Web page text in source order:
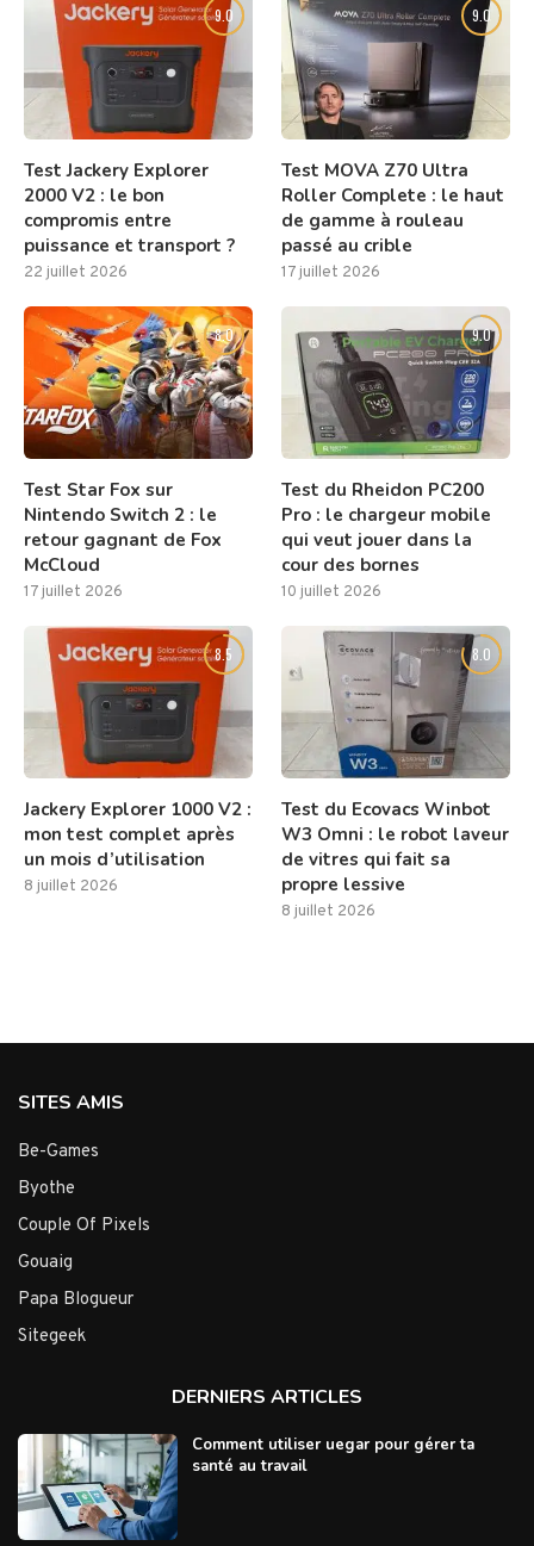
9.0
Test Jackery Explorer
2000 V2 : le bon
compromis entre
puissance et transport ?
22 juillet 2026
9.0
Test MOVA Z70 Ultra
Roller Complete : le haut
de gamme à rouleau
passé au crible
17 juillet 2026
8.0
Test Star Fox sur
Nintendo Switch 2 : le
retour gagnant de Fox
McCloud
17 juillet 2026
9.0
Test du Rheidon PC200
Pro : le chargeur mobile
qui veut jouer dans la
cour des bornes
10 juillet 2026
8.5
Jackery Explorer 1000 V2 :
mon test complet après
un mois d’utilisation
8 juillet 2026
8.0
Test du Ecovacs Winbot
W3 Omni : le robot laveur
de vitres qui fait sa
propre lessive
8 juillet 2026
SITES AMIS
Be-Games
Byothe
Couple Of Pixels
Gouaig
Papa Blogueur
Sitegeek
DERNIERS ARTICLES
Comment utiliser uegar pour gérer ta
santé au travail